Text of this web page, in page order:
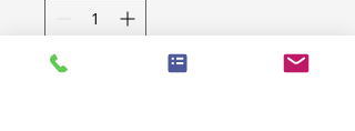
**5 items available**